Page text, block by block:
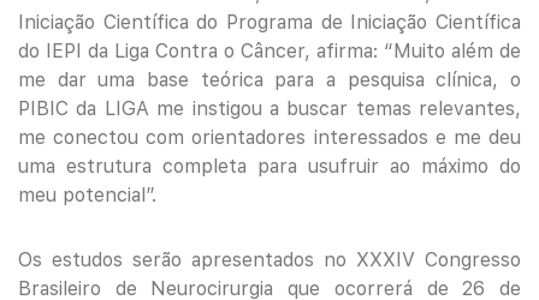
Iniciação Científica do Programa de Iniciação Científica
do IEPI da Liga Contra o Câncer, afirma: “Muito além de
me dar uma base teórica para a pesquisa clínica, o
PIBIC da LIGA me instigou a buscar temas relevantes,
me conectou com orientadores interessados e me deu
uma estrutura completa para usufruir ao máximo do
meu potencial”.
Os estudos serão apresentados no XXXIV Congresso
Brasileiro de Neurocirurgia que ocorrerá de 26 de